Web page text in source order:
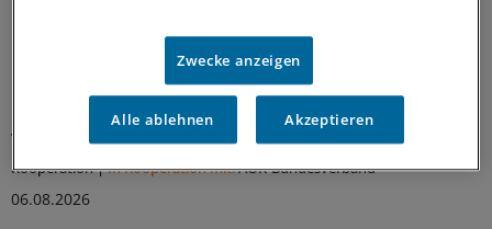
Krebsversorgung
Der WIdO-Qualitätsmonitor 2026 weist für mehrere
komplexe Tumoroperationen steigende Fallzahlen je
Krankenhaus aus. Damit konzentriert sich die
Versorgung auf weniger Kliniken.
Kooperation|In Kooperation mit:AOK-Bundesverband
06.08.2026
Zwecke anzeigen
Alle ablehnen Akzeptieren